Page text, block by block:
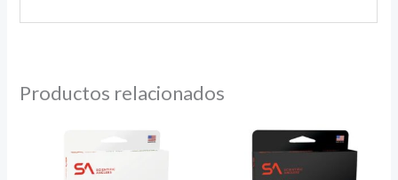
Productos relacionados